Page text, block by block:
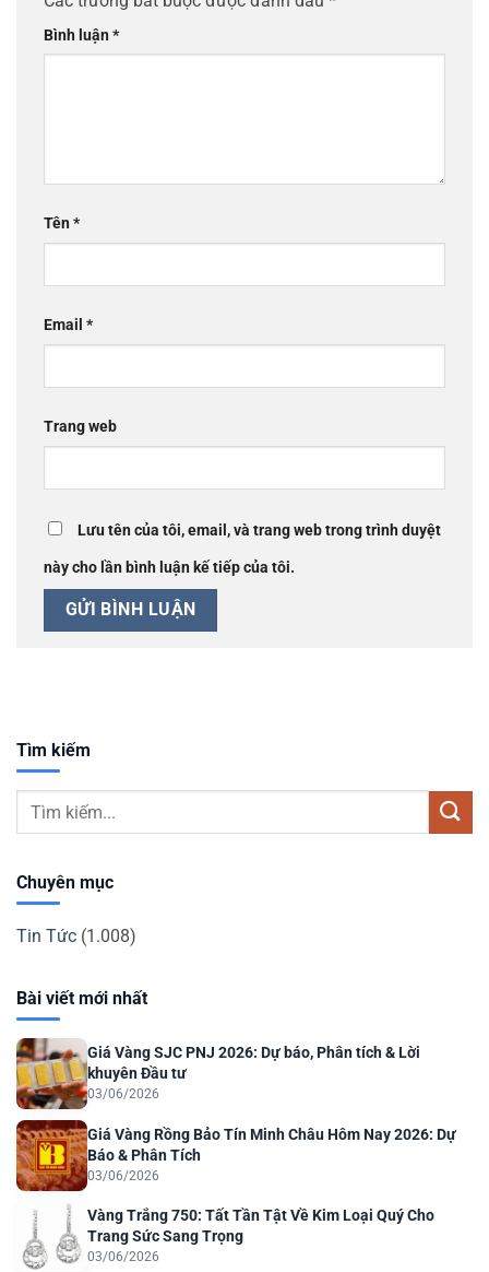
Bình luận*
Tên*
Email *
Trang web
Lưu tên của tôi, email, và trang web trong trình duyệt
này cho lần bình luận kế tiếp của tôi.
Tìm kiếm
Chuyên mục
Tin Tức (1.008)
Bài viết mới nhất
Giá Vàng SJC PNJ 2026: Dự báo, Phân tích & Lời
khuyên Đầu tư
03/06/2026
Giá Vàng Rồng Bảo Tín Minh Châu Hôm Nay 2026: Dự
Báo & Phân Tích
03/06/2026
Vàng Trắng 750: Tất Tần Tật Về Kim Loại Quý Cho
Trang Sức Sang Trọng
03/06/2026